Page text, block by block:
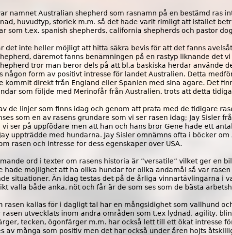
namnet Australian shepherd som rasnamn på en bestämd ras
huvudtyp, storlek m.m. så det hade varit rimligt att istället
som t.ex. spanish shepherds, california shepherds och pastor
det inte heller möjligt att hitta säkra bevis för att det fanns
däremot fanns benämningen på en rastyp liknande det
tror man beror dels på att bl.a baskiska herdar använde
någon form av positivt intresse för landet Australien. Detta
kommit direkt från England eller Spanien med sina ägare. Det
som följde med Merinofår från Australien, trots att detta
de linjer som finns idag och genom att prata med de tidigare
som en av rasens grundare som vi ser rasen idag; Jay Sisler
vi ser på uppfödare men att han och hans bror Gene hade ett
uppträdde med hundarna. Jay Sisler omnämns ofta i böcker
rasen och intresse för dess egenskaper över USA.
ord i texter om rasens historia är ”versatile” vilket ger en
hade möjlighet att ha olika hundar för olika ändamål så var
situationer. Än idag testas det på de årliga vinnartävlingarna i
valla både anka, nöt och får är de som ses som de bästa
rasen kallas för i dagligt tal har en mångsidighet som vallhund
rasen utvecklats inom andra områden som t.ex lydnad, agility,
tecken, ögonfärger m.m. har också lett till ett ökat intresse
av många som positiv men det har också under åren höjts